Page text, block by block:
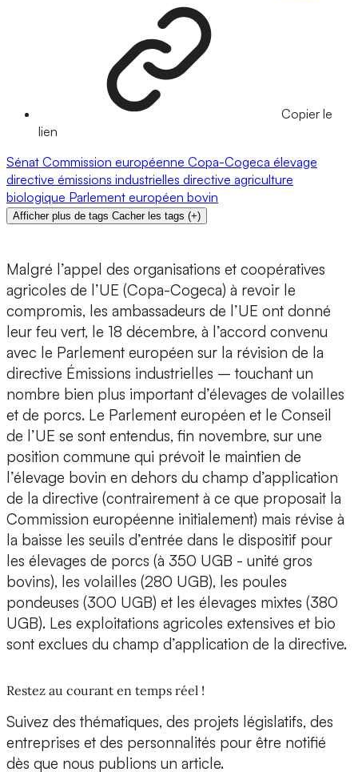
Copier le
lien
Sénat Commission européenne Copa-Cogeca élevage
directive émissions industrielles directive agriculture
biologique Parlement européen bovin
Afficher plus de tags Cacher les tags (+)
Malgré l’appel des organisations et coopératives
agricoles de l’UE (Copa-Cogeca) à revoir le
compromis, les ambassadeurs de l’UE ont donné
leur feu vert, le 18 décembre, à l’accord convenu
avec le Parlement européen sur la révision de la
directive Émissions industrielles – touchant un
nombre bien plus important d’élevages de volailles
et de porcs. Le Parlement européen et le Conseil
de l’UE se sont entendus, fin novembre, sur une
position commune qui prévoit le maintien de
l’élevage bovin en dehors du champ d’application
de la directive (contrairement à ce que proposait la
Commission européenne initialement) mais révise à
la baisse les seuils d’entrée dans le dispositif pour
les élevages de porcs (à 350 UGB - unité gros
bovins), les volailles (280 UGB), les poules
pondeuses (300 UGB) et les élevages mixtes (380
UGB). Les exploitations agricoles extensives et bio
sont exclues du champ d’application de la directive.
Restez au courant en temps réel !
Suivez des thématiques, des projets législatifs, des
entreprises et des personnalités pour être notifié
dès que nous publions un article.